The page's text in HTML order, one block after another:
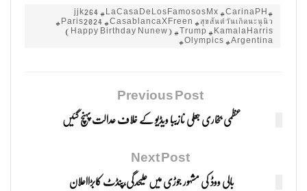
#jjk264 #LaCasaDeLosFamososMx #CarinaPH
#Paris2024 #CasablancaXFreen #สุขสันต์วันเกิดนะนุนิว
(Happy Birthday Nunew) #Trump #KamalaHarris
#Olympics #Argentina
Previous Post
عظمی بخاری جعلی نازیبا ویڈیو کے خلاف عدالت پہنچ گئیں
Next Post
بالی ووڈ کی مشہور جوڑی میں علیحدگی،پنڈٹ کابڑااعلان